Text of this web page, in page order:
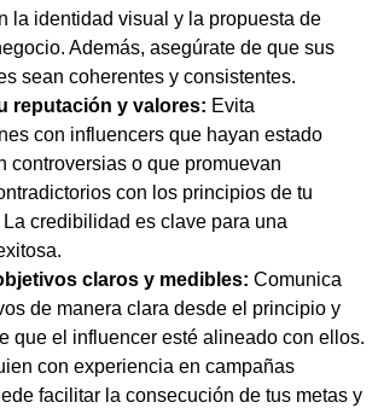
la identidad visual y la propuesta de
Además, asegúrate de que sus
sean coherentes y consistentes.
reputación y valores: Evita
con influencers que hayan estado
controversias o que promuevan
con los principios de tu
La credibilidad es clave para una
claros y medibles: Comunica
de manera clara desde el principio y
que el influencer esté alineado con ellos.
con experiencia en campañas
facilitar la consecución de tus metas y